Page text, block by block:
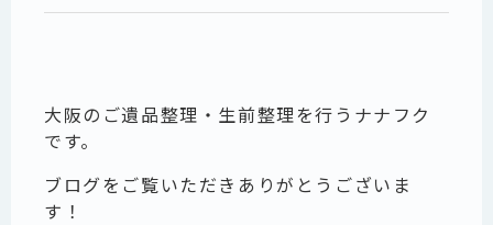
大阪のご遺品整理・生前整理を行うナナフク
です。
ブログをご覧いただきありがとうございま
す！